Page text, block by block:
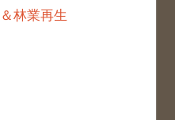
林業再生